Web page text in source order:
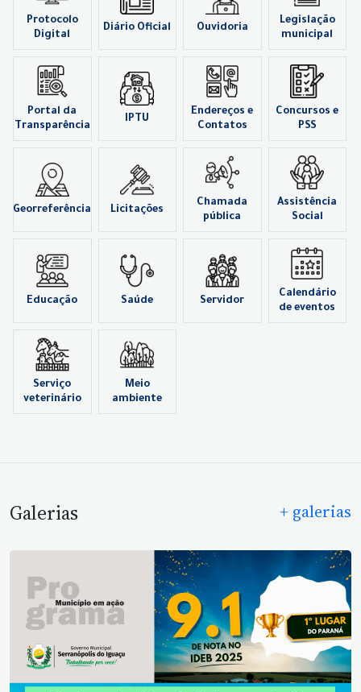
Protocolo
Digital
Diário Oficial Ouvidoria
Legislação
municipal
Portal da
Transparência
IPTU
Endereços e
Contatos
Concursos e
PSS
Georreferência Licitações
Chamada
pública
Assistência
Social
Educação Saúde Servidor
Calendário
de eventos
Serviço
veterinário
Meio
ambiente
Galerias + galerias